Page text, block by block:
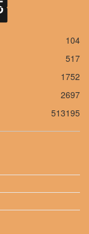
104
517
1752
2697
513195